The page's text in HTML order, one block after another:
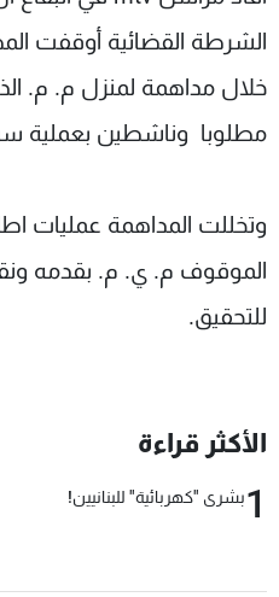
الشرطة القضائية أوقفت
خلال مداهمة لمنزل م. م.
مطلوبا وناشطين بعملية
وتخللت المداهمة عمليات
الموقوف م. ي. م. بقدمه ونقل
للتحقيق.
الأكثر قراءة
1بشرى "كهربائية" للبنانيين!
شاهد البرامج
الترددات
عن MTV